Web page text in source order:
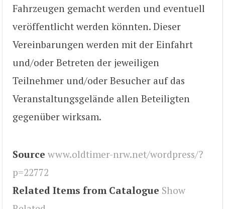
Fahrzeugen gemacht werden und eventuell
veröffentlicht werden könnten. Dieser
Vereinbarungen werden mit der Einfahrt
und/oder Betreten der jeweiligen
Teilnehmer und/oder Besucher auf das
Veranstaltungsgelände allen Beteiligten
gegenüber wirksam.
Source www.oldtimer-nrw.net/wordpress/?
p=22772
Related Items from Catalogue Show